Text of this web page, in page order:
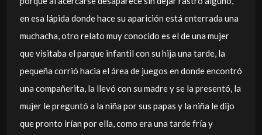
en esa lápida donde hace su aparición está enterrada una
muchacha, otro relato muy conocido es el de una mujer
que visitaba el parque infantil con su hija una tarde, la
pequeña corrió hacia el área de juegos en donde encontró
una compañerita, la llevó con su madre y se la presentó, la
mujer le preguntó a la niña por sus papas y la niña le dijo
que pronto irían por ella, como era una tarde fría y